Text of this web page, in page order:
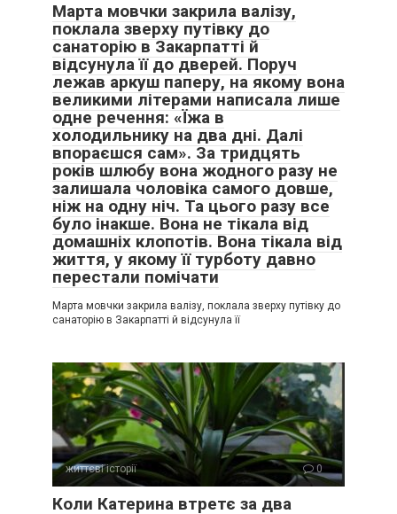
Марта мовчки закрила валізу,
поклала зверху путівку до
санаторію в Закарпатті й
відсунула її до дверей. Поруч
лежав аркуш паперу, на якому вона
великими літерами написала лише
одне речення: «Їжа в
холодильнику на два дні. Далі
впораєшся сам». За тридцять
років шлюбу вона жодного разу не
залишала чоловіка самого довше,
ніж на одну ніч. Та цього разу все
було інакше. Вона не тікала від
домашніх клопотів. Вона тікала від
життя, у якому її турботу давно
перестали помічати
Марта мовчки закрила валізу, поклала зверху путівку до
санаторію в Закарпатті й відсунула її
життєві історії 0
Коли Катерина втретє за два